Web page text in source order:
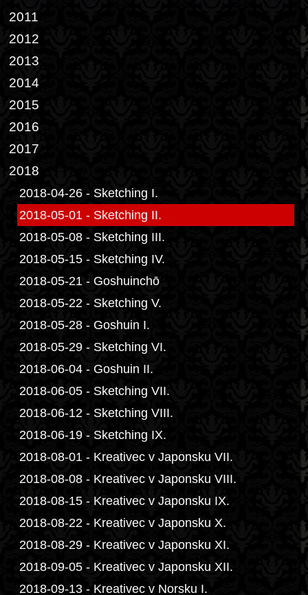
2011
2012
2013
2014
2015
2016
2017
2018
2018-04-26 - Sketching I.
2018-05-01 - Sketching II.
2018-05-08 - Sketching III.
2018-05-15 - Sketching IV.
2018-05-21 - Goshuinchō
2018-05-22 - Sketching V.
2018-05-28 - Goshuin I.
2018-05-29 - Sketching VI.
2018-06-04 - Goshuin II.
2018-06-05 - Sketching VII.
2018-06-12 - Sketching VIII.
2018-06-19 - Sketching IX.
2018-08-01 - Kreativec v Japonsku VII.
2018-08-08 - Kreativec v Japonsku VIII.
2018-08-15 - Kreativec v Japonsku IX.
2018-08-22 - Kreativec v Japonsku X.
2018-08-29 - Kreativec v Japonsku XI.
2018-09-05 - Kreativec v Japonsku XII.
2018-09-13 - Kreativec v Norsku I.